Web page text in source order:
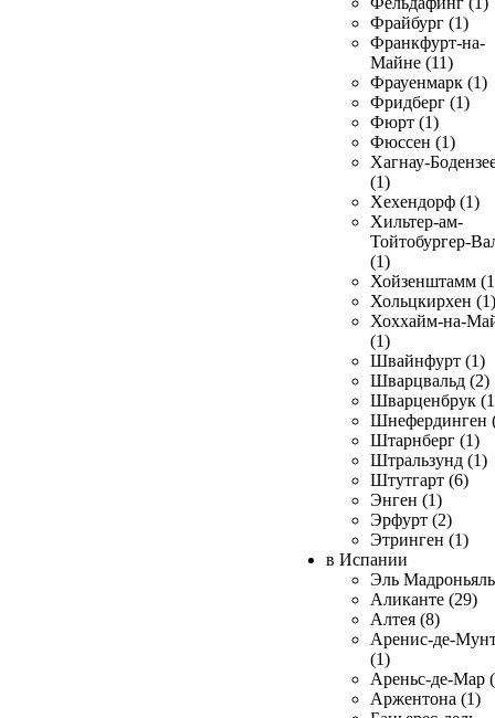
Фрайбург (1)
Франкфурт-на-
Майне (11)
Фрауенмарк (1)
Фридберг (1)
Фюрт (1)
Фюссен (1)
Хагнау-
(1)
Хехендорф (1)
Хильтер-ам-
Тойтобургер-
(1)
Хойзенштамм
Хольцкирхен (1)
Хоххайм-на-
(1)
Швайнфурт (1)
Шварцвальд (2)
Шварценбрук
Шнефердинген
Штарнберг (1)
Штральзунд (1)
Штутгарт (6)
Энген (1)
Эрфурт (2)
Этринген (1)
в Испании
Эль
Аликанте (29)
Алтея (8)
Аренис-де-
(1)
Ареньс-де-Мар
Аржентона (1)